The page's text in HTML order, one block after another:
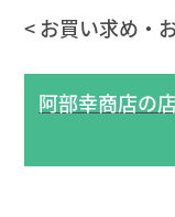
< お買い求め・
阿部幸商店の